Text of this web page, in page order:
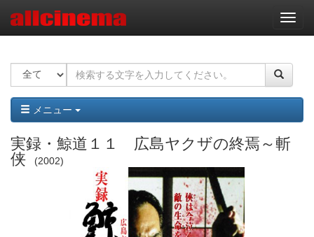
ナ
ビ
ー
ョ
ン
メニュー
実録・鯨道１１ 広島ヤクザの終焉～斬
侠
2002